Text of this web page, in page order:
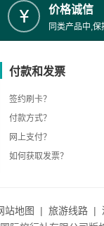
价格诚信
同类产品中,保
付款和发票
签约刷卡？
付款方式？
网上支付？
如何获取发票？
站地图 | 旅游线路 |